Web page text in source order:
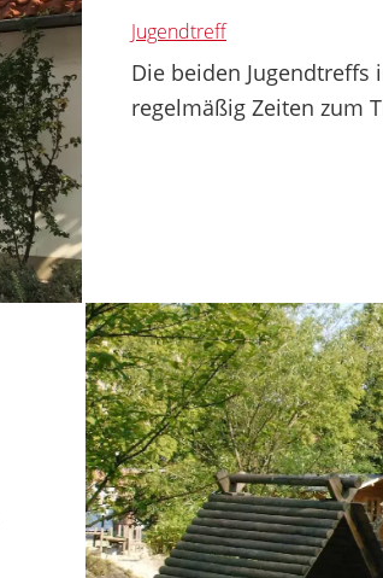
Jugendtreff
Die beiden Jugendtreffs
regelmäßig Zeiten zum